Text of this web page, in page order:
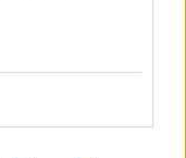
– Szombathely,